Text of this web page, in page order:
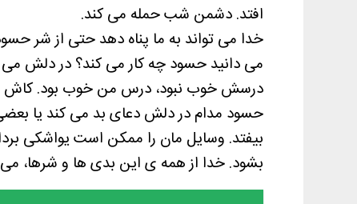
افتد. دشمن شب حمله می کند.
خدا می تواند به ما پناه دهد حتی از شر
می دانید حسود چه کار می کند؟ در دلش
درسش خوب نبود، درس من خوب بود. کاش
حسود مدام در دلش دعای بد می کند یا
بیفتد. وسایل مان را ممکن است یواشکی
بشود. خدا از همه ی این بدی ها و شرها، می